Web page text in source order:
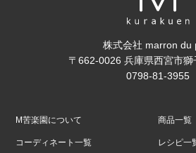
株式会社 marron du
〒662-0026 兵庫県西宮市獅
0798-81-3955
M苦楽園について 商品一覧
コーディネート一覧 レシピ一